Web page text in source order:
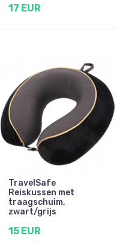
17 EUR
TravelSafe
Reiskussen met
traagschuim,
zwart/grijs
15 EUR